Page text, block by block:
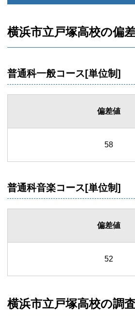
横浜市立戸塚高校の偏
普通科一般コース[単位制]
偏差値
58
普通科音楽コース[単位制]
偏差値
52
横浜市立戸塚高校の調